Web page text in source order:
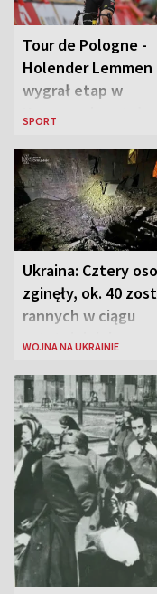
Tour de Pologne -
Holender Lemmen
wygrał etap w
Karpaczu i został
SPORT
Ukraina: Cztery
zginęły, ok. 40
rannych w ciągu
ostatniej doby w
WOJNA NA UKRAINIE